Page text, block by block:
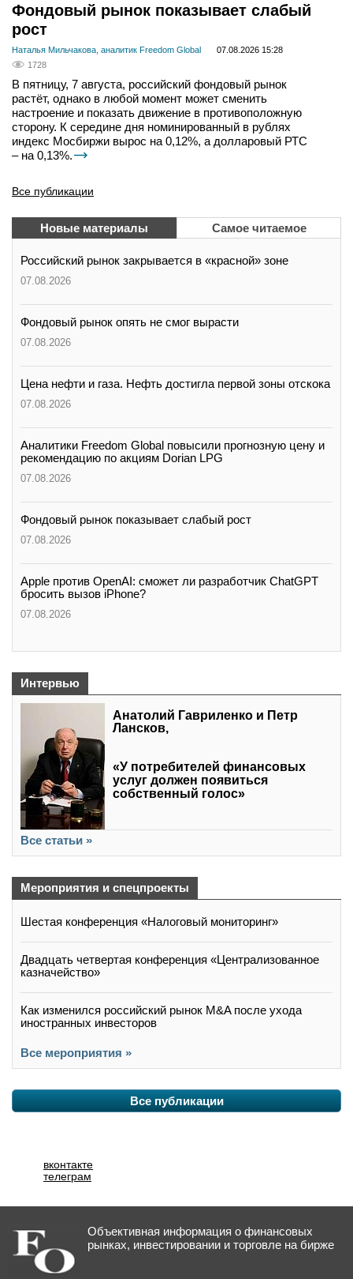
Фондовый рынок показывает слабый
рост
Наталья Мильчакова, аналитик Freedom Global
07.08.2026 15:28
1728
В пятницу, 7 августа, российский фондовый рынок
растёт, однако в любой момент может сменить
настроение и показать движение в противоположную
сторону. К середине дня номинированный в рублях
индекс Мосбиржи вырос на 0,12%, а долларовый РТС
– на 0,13%.
Все публикации
Новые материалы Самое читаемое
Российский рынок закрывается в «красной» зоне
07.08.2026
Фондовый рынок опять не смог вырасти
07.08.2026
Цена нефти и газа. Нефть достигла первой зоны отскока
07.08.2026
Аналитики Freedom Global повысили прогнозную цену и
рекомендацию по акциям Dorian LPG
07.08.2026
Фондовый рынок показывает слабый рост
07.08.2026
Apple против OpenAI: сможет ли разработчик ChatGPT
бросить вызов iPhone?
07.08.2026
Интервью
Анатолий Гавриленко и Петр
Лансков,
«У потребителей финансовых
услуг должен появиться
собственный голос»
Все статьи »
Мероприятия и спецпроекты
Шестая конференция «Налоговый мониторинг»
Двадцать четвертая конференция «Централизованное
казначейство»
Как изменился российский рынок M&A после ухода
иностранных инвесторов
Все мероприятия »
Все публикации
вконтакте
телеграм
Объективная информация о финансовых
рынках, инвестировании и торговле на бирже